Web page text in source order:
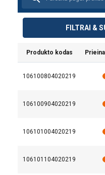
FILTRAI &
Produkto kodas
106100804020219
106100904020219
106101004020219
106101104020219